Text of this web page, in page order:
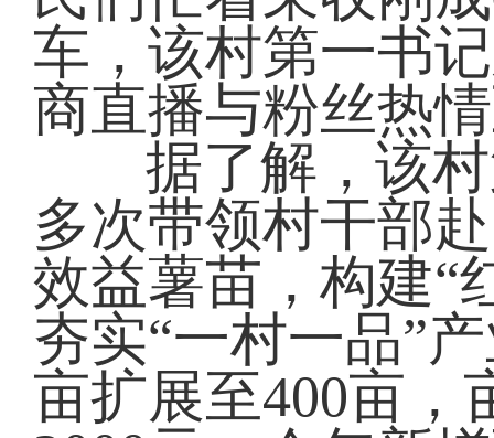
车，该村第一书
商直播与粉丝热
据了解，该
多次带领村干部
效益薯苗，构建“
夯实“一村一品”
亩扩展至400亩，